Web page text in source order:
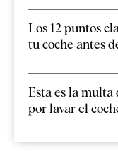
Los 12 puntos
tu coche antes
Esta es la
por lavar el